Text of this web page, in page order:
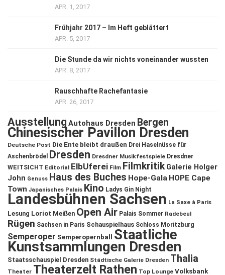
APR. 1, 2017
Frühjahr 2017 – Im Heft geblättert
APR. 5, 2017
Die Stunde da wir nichts voneinander wussten
APR. 8, 2017
Rauschhafte Rachefantasie
APR. 26, 2017
Ausstellung Autohaus Dresden Bergen
Chinesischer Pavillon Dresden
Deutsche Post Die Ente bleibt draußen Drei Haselnüsse für
Aschenbrödel
Dresden Dresdner Musikfestspiele Dresdner
WEITSICHT Editorial ElbUferei Film Filmkritik Galerie Holger
John Genuss Haus des Buches Hope-Gala HOPE Cape
Town Japanisches Palais Kino Ladys Gin Night
Landesbühnen Sachsen La Saxe à Paris
Lesung Loriot Meißen Open Air Palais Sommer Radebeul
Rügen Sachsen in Paris Schauspielhaus Schloss Moritzburg
Semperoper Semperopernball Staatliche
Kunstsammlungen Dresden
Staatsschauspiel Dresden Städtische Galerie Dresden Thalia
Theater Theaterzelt Rathen Top Lounge Volksbank